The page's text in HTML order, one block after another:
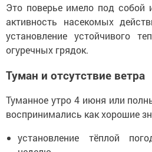
Это поверье имело под собой
активность насекомых
установление устойчивого
огуречных грядок.
Туман и отсутствие ветра
Туманное утро 4 июня или
воспринимались как хорошие
установление тёплой